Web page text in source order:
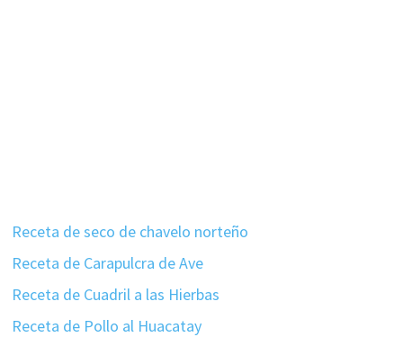
Receta de seco de chavelo norteño
Receta de Carapulcra de Ave
Receta de Cuadril a las Hierbas
Receta de Pollo al Huacatay